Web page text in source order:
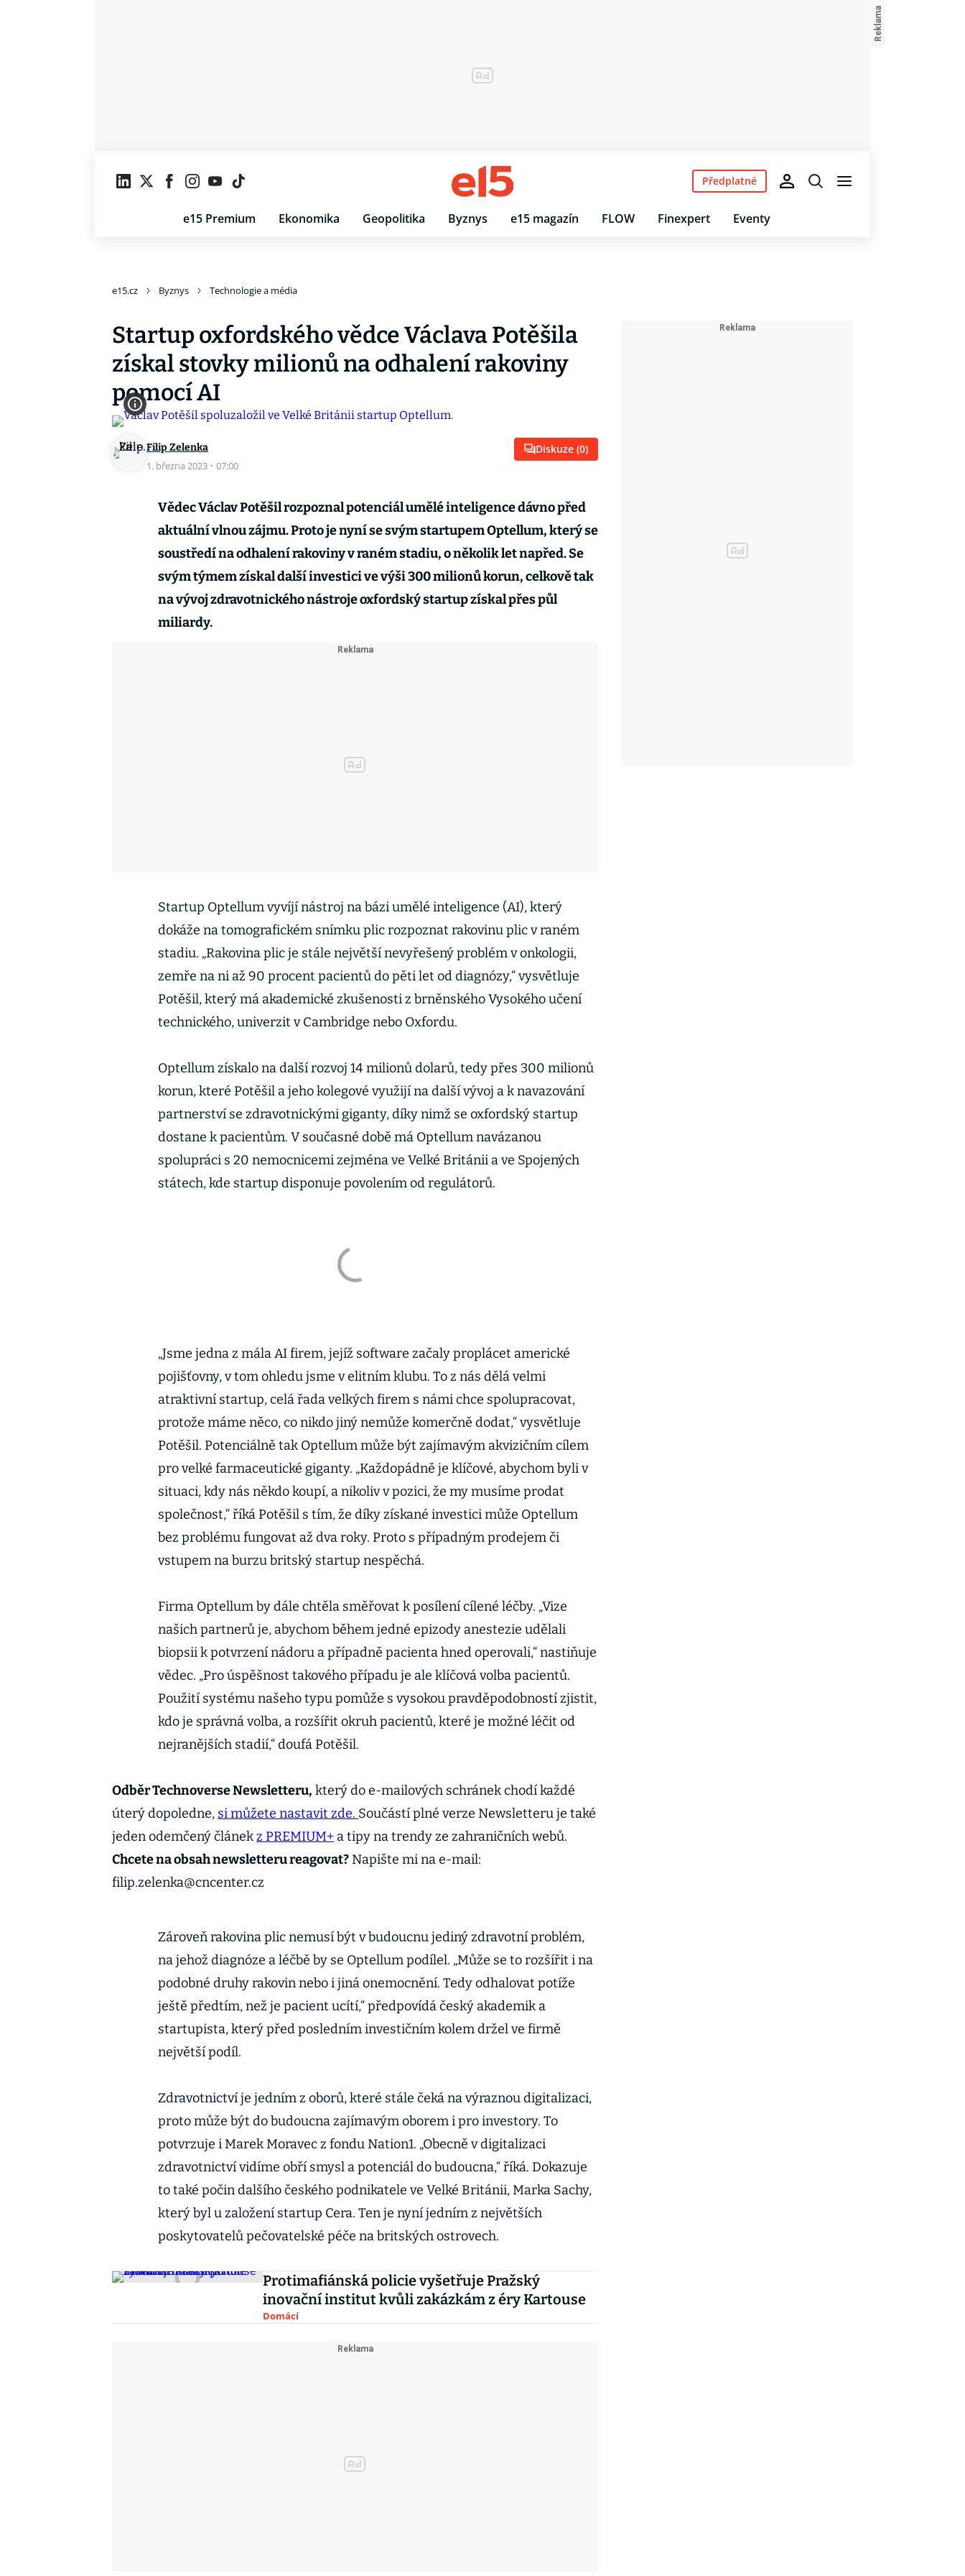
e15 Premium Ekonomika Geopolitika Byznys e15 magazín FLOW Finexpert Eventy
Předplatné
e15.cz Byznys Technologie a média
Startup oxfordského vědce Václava Potěšila
získal stovky milionů na odhalení rakoviny
pomocí AI
Filip Zelenka
1. března 2023 · 07:00
Diskuze (0)
Vědec Václav Potěšil rozpoznal potenciál umělé inteligence dávno před
aktuální vlnou zájmu. Proto je nyní se svým startupem Optellum, který se
soustředí na odhalení rakoviny v raném stadiu, o několik let napřed. Se
svým týmem získal další investici ve výši 300 milionů korun, celkově tak
na vývoj zdravotnického nástroje oxfordský startup získal přes půl
miliardy.
Startup Optellum vyvíjí nástroj na bázi umělé inteligence (AI), který
dokáže na tomografickém snímku plic rozpoznat rakovinu plic v raném
stadiu. „Rakovina plic je stále největší nevyřešený problém v onkologii,
zemře na ni až 90 procent pacientů do pěti let od diagnózy,“ vysvětluje
Potěšil, který má akademické zkušenosti z brněnského Vysokého učení
technického, univerzit v Cambridge nebo Oxfordu.
Optellum získalo na další rozvoj 14 milionů dolarů, tedy přes 300 milionů
korun, které Potěšil a jeho kolegové využijí na další vývoj a k navazování
partnerství se zdravotnickými giganty, díky nimž se oxfordský startup
dostane k pacientům. V současné době má Optellum navázanou
spolupráci s 20 nemocnicemi zejména ve Velké Británii a ve Spojených
státech, kde startup disponuje povolením od regulátorů.
„Jsme jedna z mála AI firem, jejíž software začaly proplácet americké
pojišťovny, v tom ohledu jsme v elitním klubu. To z nás dělá velmi
atraktivní startup, celá řada velkých firem s námi chce spolupracovat,
protože máme něco, co nikdo jiný nemůže komerčně dodat,“ vysvětluje
Potěšil. Potenciálně tak Optellum může být zajímavým akvizičním cílem
pro velké farmaceutické giganty. „Každopádně je klíčové, abychom byli v
situaci, kdy nás někdo koupí, a nikoliv v pozici, že my musíme prodat
společnost,“ říká Potěšil s tím, že díky získané investici může Optellum
bez problému fungovat až dva roky. Proto s případným prodejem či
vstupem na burzu britský startup nespěchá.
Firma Optellum by dále chtěla směřovat k posílení cílené léčby. „Vize
našich partnerů je, abychom během jedné epizody anestezie udělali
biopsii k potvrzení nádoru a případně pacienta hned operovali,“ nastiňuje
vědec. „Pro úspěšnost takového případu je ale klíčová volba pacientů.
Použití systému našeho typu pomůže s vysokou pravděpodobností zjistit,
kdo je správná volba, a rozšířit okruh pacientů, které je možné léčit od
nejranějších stadií,“ doufá Potěšil.
Odběr Technoverse Newsletteru, který do e-mailových schránek chodí každé
úterý dopoledne, si můžete nastavit zde. Součástí plné verze Newsletteru je také
jeden odemčený článekz PREMIUM+ a tipy na trendy ze zahraničních webů.
Chcete na obsah newsletteru reagovat?Napište mi na e-mail:
filip.zelenka@cncenter.cz
Zároveň rakovina plic nemusí být v budoucnu jediný zdravotní problém,
na jehož diagnóze a léčbě by se Optellum podílel. „Může se to rozšířit i na
podobné druhy rakovin nebo i jiná onemocnění. Tedy odhalovat potíže
ještě předtím, než je pacient ucítí,“ předpovídá český akademik a
startupista, který před posledním investičním kolem držel ve firmě
největší podíl.
Zdravotnictví je jedním z oborů, které stále čeká na výraznou digitalizaci,
proto může být do budoucna zajímavým oborem i pro investory. To
potvrzuje i Marek Moravec z fondu Nation1. „Obecně v digitalizaci
zdravotnictví vidíme obří smysl a potenciál do budoucna,“ říká. Dokazuje
to také počin dalšího českého podnikatele ve Velké Británii, Marka Sachy,
který byl u založení startup Cera. Ten je nyní jedním z největších
poskytovatelů pečovatelské péče na britských ostrovech.
Protimafiánská policie vyšetřuje Pražský
inovační institut kvůli zakázkám z éry Kartouse
Domácí